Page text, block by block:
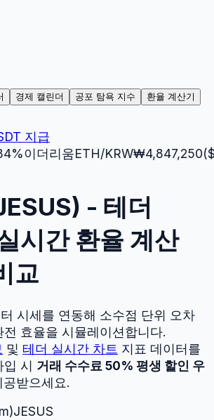
경제 캘린더 공포 탐욕 지수 환율 계산기
지급
더리움ETH/KRW₩4,847,250($
- 테더
시간 환율 계산
교
시세를 연동해 소수점 단위 오차
효율을 시뮬레이션합니다.
및 테더 실시간 차트 지표 데이터를
입 시 거래 수수료 50% 평생 할인 우
받으세요.
JESUS